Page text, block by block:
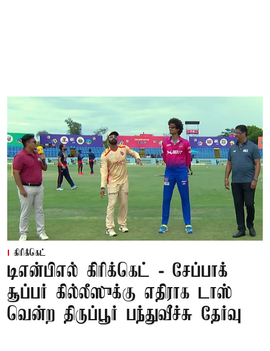
கிரிக்கெட்
டிஎன்பிஎல் கிரிக்கெட் - சேப்பாக்
சூப்பர் கில்லீஸுக்கு எதிராக டாஸ்
வென்ற திருப்பூர் பந்துவீச்சு தேர்வு